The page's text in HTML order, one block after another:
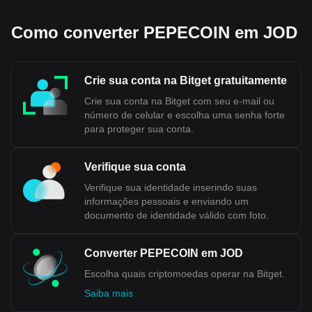
Como converter PEPECOIN em JOD
Crie sua conta na Bitget gratuitamente
Crie sua conta na Bitget com seu e-mail ou
número de celular e escolha uma senha forte
para proteger sua conta.
Verifique sua conta
Verifique sua identidade inserindo suas
informações pessoais e enviando um
documento de identidade válido com foto.
Converter PEPECOIN em JOD
Escolha quais criptomoedas operar na Bitget.
Saiba mais